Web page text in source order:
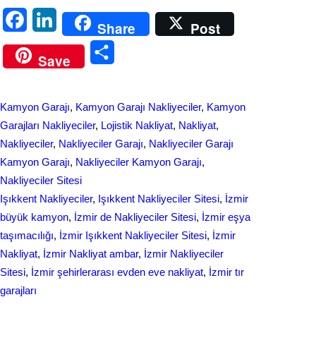
a
c
o
o
k
i
n
d
I
n
Share
Post
Save
r
e
Kamyon Garajı, Kamyon Garajı Nakliyeciler, Kamyon
Garajları Nakliyeciler, Lojistik Nakliyat, Nakliyat
Nakliyeciler, Nakliyeciler Garajı, Nakliyeciler Garajı
Kamyon Garajı, Nakliyeciler Kamyon Garajı
Nakliyeciler Sitesi
Işıkkent Nakliyeciler, Işıkkent Nakliyeciler Sitesi, İzmir
büyük kamyon, İzmir de Nakliyeciler Sitesi, İzmir eşya
taşımacılığı, İzmir Işıkkent Nakliyeciler Sitesi, İzmir
Nakliyat, İzmir Nakliyat ambar, İzmir Nakliyeciler
Sitesi, İzmir şehirlerarası evden eve nakliyat, İzmir tır
garajları